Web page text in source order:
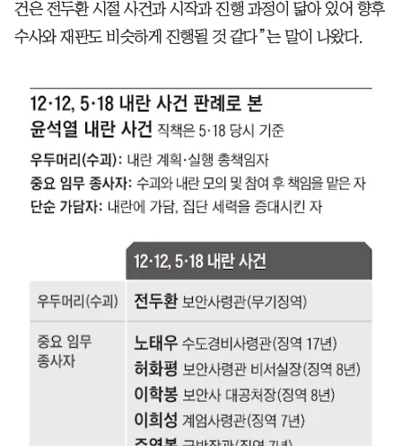
건은 전두환 시절 사건과 시작과 진행 과정이 닮아 있어 향후
수사와 재판도 비슷하게 진행될 것 같다”는 말이 나왔다.